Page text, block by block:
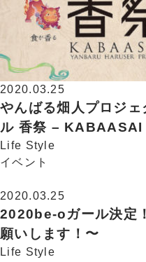
2020.03.25
やんばる畑人プロジ
ル 香祭 – KABAASAI
Life Style
イベント
2020.03.25
2020be-oガール決定
願いします！〜
Life Style